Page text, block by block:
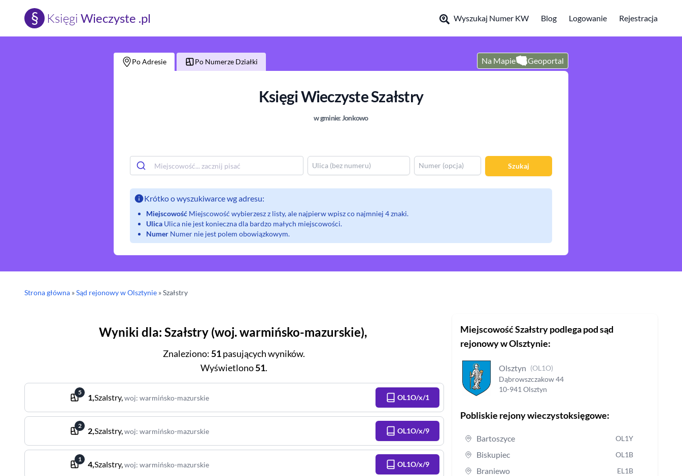
§ Księgi Wieczyste .pl Wyszukaj Numer KW Blog Logowanie Rejestracja
Po Adresie Po Numerze Działki Na Mapie Geoportal
Księgi WieczysteSzałstry
w gminie:Jonkowo
Szukaj
Krótko o wyszukiwarce wg adresu:
Miejscowość Miejscowość wybierzesz z listy, ale najpierw wpisz co najmniej 4 znaki.
Ulica Ulica nie jest konieczna dla bardzo małych miejscowości.
Numer Numer nie jest polem obowiązkowym.
Strona główna »Sąd rejonowyw Olsztynie »Szałstry
Wyniki dla: Szałstry (woj.warmińsko-mazurskie),
Znaleziono:51pasujących wyników.
Wyświetlono51.
5
1,Szalstry,woj: warmińsko-mazurskie OL1O/x/1
2
2,Szalstry,woj: warmińsko-mazurskie OL1O/x/9
1
4,Szalstry,woj: warmińsko-mazurskie OL1O/x/9
MiejscowośćSzałstrypodlega pod sąd
rejonowyw Olsztynie:
Olsztyn (OL1O)
Dąbrowszczakow44
10-941 Olsztyn
Pobliskie rejony wieczystoksięgowe:
Bartoszyce OL1Y
Biskupiec OL1B
Braniewo EL1B